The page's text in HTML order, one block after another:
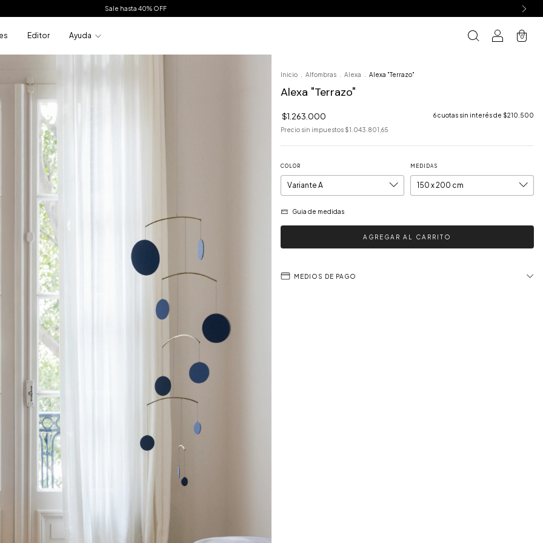
Sale hasta 40% OFF
Editor Ayuda 0
Inicio Alfombras Alexa Alexa "Terrazo"
Alexa "Terrazo"
$1.263.000 6cuotas sin interés de $210.500
Precio sin impuestos $1.043.801,65
COLOR MEDIDAS
Guia de medidas
MEDIOS DE PAGO